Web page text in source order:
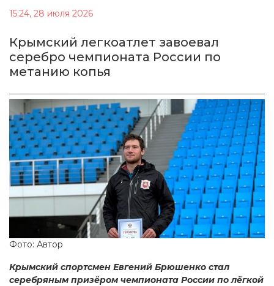
15:24, 28 июля 2026
Крымский легкоатлет завоевал
серебро чемпионата России по
метанию копья
Фото: Автор
Крымский спортсмен Евгений Брюшенко стал
серебряным призёром чемпионата России по лёгкой